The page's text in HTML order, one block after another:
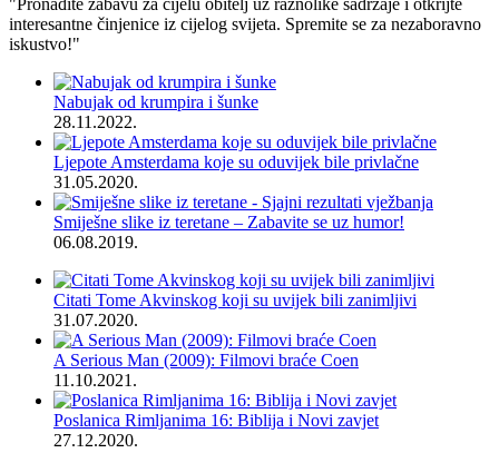
"Pronađite zabavu za cijelu obitelj uz raznolike sadržaje i otkrijte
interesantne činjenice iz cijelog svijeta. Spremite se za nezaboravno
iskustvo!"
Nabujak od krumpira i šunke
28.11.2022.
Ljepote Amsterdama koje su oduvijek bile privlačne
31.05.2020.
Smiješne slike iz teretane – Zabavite se uz humor!
06.08.2019.
Citati Tome Akvinskog koji su uvijek bili zanimljivi
31.07.2020.
A Serious Man (2009): Filmovi braće Coen
11.10.2021.
Poslanica Rimljanima 16: Biblija i Novi zavjet
27.12.2020.